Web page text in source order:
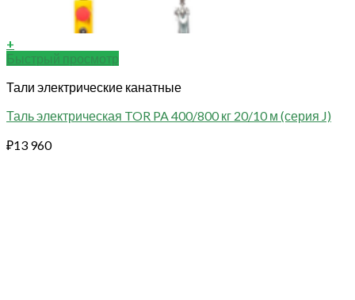
+
Быстрый просмотр
Тали электрические канатные
Таль электрическая TOR PA 400/800 кг 20/10 м (серия J)
₽13 960